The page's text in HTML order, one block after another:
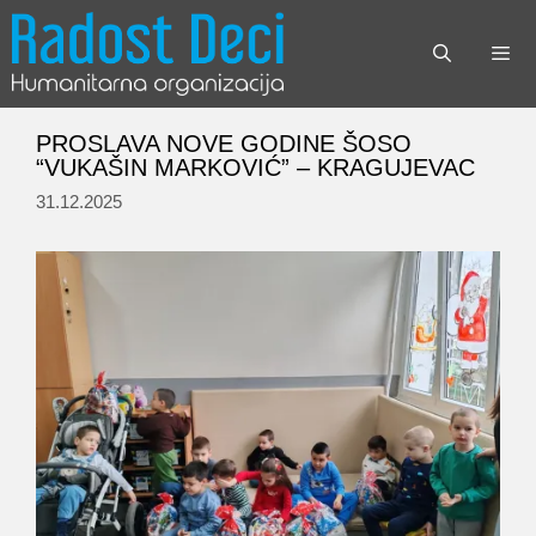
Skip
content
PROSLAVA NOVE GODINE ŠOSO
“VUKAŠIN MARKOVIĆ” – KRAGUJEVAC
31.12.2025